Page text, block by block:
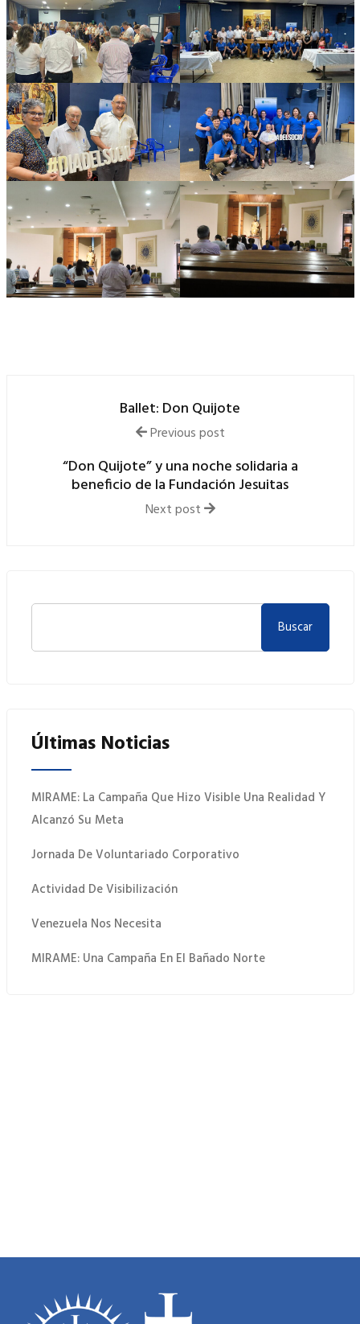
Ballet: Don Quijote
Previous post
“Don Quijote” y una noche solidaria a
beneficio de la Fundación Jesuitas
Next post
Buscar
Últimas Noticias
MIRAME: La Campaña Que Hizo Visible Una Realidad Y
Alcanzó Su Meta
Jornada De Voluntariado Corporativo
Actividad De Visibilización
Venezuela Nos Necesita
MIRAME: Una Campaña En El Bañado Norte